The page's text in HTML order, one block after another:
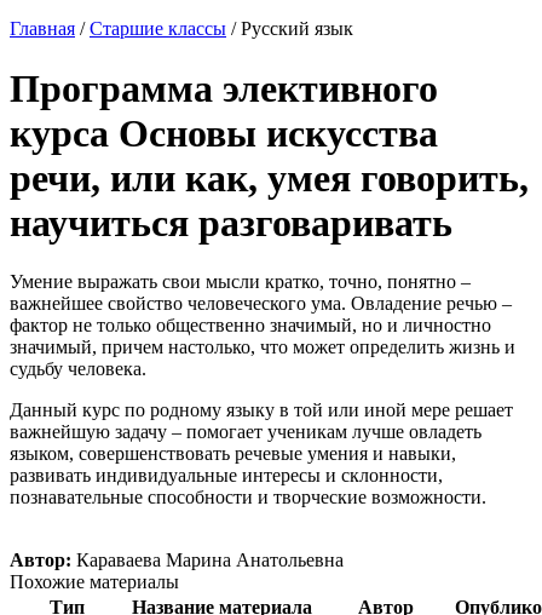
Главная /Старшие классы /Русский язык
Программа элективного
курса Основы искусства
речи, или как, умея говорить,
научиться разговаривать
Умение выражать свои мысли кратко, точно, понятно –
важнейшее свойство человеческого ума. Овладение речью –
фактор не только общественно значимый, но и личностно
значимый, причем настолько, что может определить жизнь и
судьбу человека.
Данный курс по родному языку в той или иной мере решает
важнейшую задачу – помогает ученикам лучше овладеть
языком, совершенствовать речевые умения и навыки,
развивать индивидуальные интересы и склонности,
познавательные способности и творческие возможности.
Автор: Караваева Марина Анатольевна
Похожие материалы
Тип
Название материала Автор